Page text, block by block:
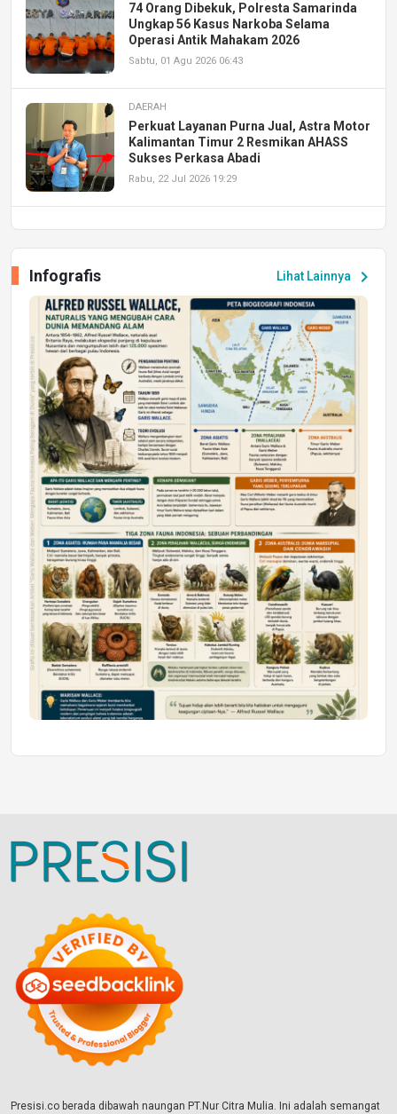
74 Orang Dibekuk, Polresta Samarinda
Ungkap 56 Kasus Narkoba Selama
Operasi Antik Mahakam 2026
Sabtu, 01 Agu 2026 06:43
DAERAH
Perkuat Layanan Purna Jual, Astra Motor
Kalimantan Timur 2 Resmikan AHASS
Sukses Perkasa Abadi
Rabu, 22 Jul 2026 19:29
Peluang Kerja dan Magang
Jumat, 17 Jul 2026 22:30
DAERAH
Astra Motor Kalimantan Timur 2 Dukung
Mahasiswa Samarinda dalam Astra
Honda SDGs Future Leaders 2026
Jumat, 10 Jul 2026 19:01
Lihat Lainnya chevron_right
Infografis
Presisi.co berada dibawah naungan PT.Nur Citra Mulia. Ini adalah semangat